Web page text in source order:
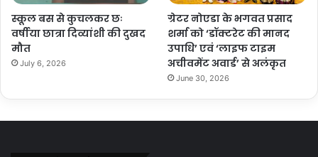
स्कूल बस से कुचलकर छः
वर्षीया छात्रा दिव्यांशी की दुखद
मौत
July 6, 2026
ग्रेटर नोएडा के भगवत प्रसाद
शर्मा को ‘डॉक्टरेट की मानद
उपाधि’ एवं ‘लाइफ टाइम
अचीवमेंट अवार्ड’ से अलंकृत
June 30, 2026